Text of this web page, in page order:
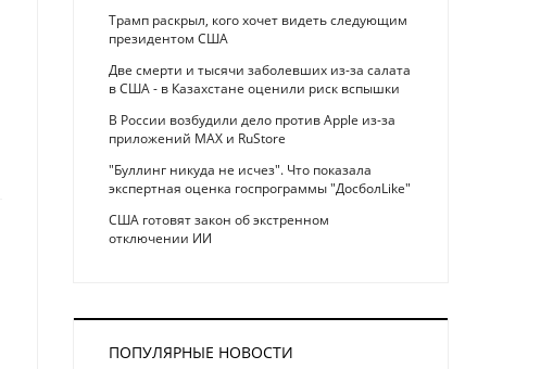
Трамп раскрыл, кого хочет видеть следующим
президентом США
Две смерти и тысячи заболевших из-за салата
в США - в Казахстане оценили риск вспышки
В России возбудили дело против Apple из-за
приложений MAX и RuStore
"Буллинг никуда не исчез". Что показала
экспертная оценка госпрограммы "ДосболLike"
США готовят закон об экстренном
отключении ИИ
ПОПУЛЯРНЫЕ НОВОСТИ